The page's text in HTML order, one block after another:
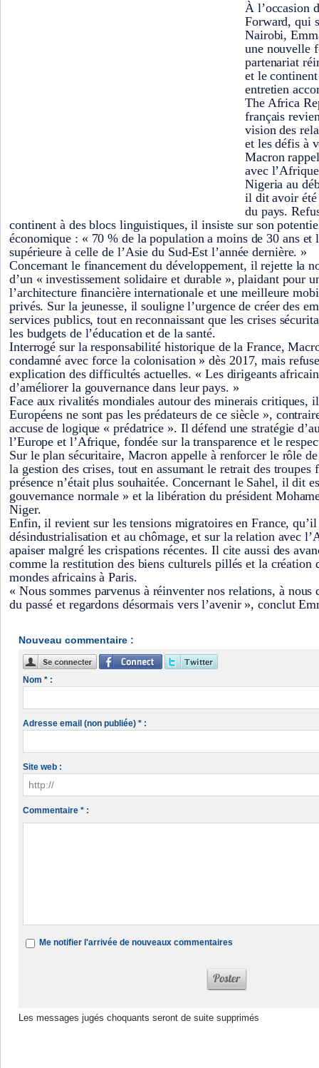
À l’occasion
Forward, qui
Nairobi,
une nouvelle
partenariat
et le
entretien
The Africa
français
vision des
et les défis à
Macron
avec
Nigeria au
il dit avoir été
du pays.
continent à des blocs linguistiques, il insiste sur son
économique : « 70 % de la population a moins de 30 ans et
supérieure à celle de l’Asie du Sud-Est l’année dernière. »
Concernant le financement du développement, il rejette la
d’un « investissement solidaire et durable », plaidant pour
l’architecture financière internationale et une meilleure
privés. Sur la jeunesse, il souligne l’urgence de créer des
services publics, tout en reconnaissant que les crises
les budgets de l’éducation et de la santé.
Interrogé sur la responsabilité historique de la France,
condamné avec force la colonisation » dès 2017, mais
explication des difficultés actuelles. « Les dirigeants
d’améliorer la gouvernance dans leur pays. »
Face aux rivalités mondiales autour des minerais critiques,
Européens ne sont pas les prédateurs de ce siècle »,
accuse de logique « prédatrice ». Il défend une stratégie
l’Europe et l’Afrique, fondée sur la transparence et le
Sur le plan sécuritaire, Macron appelle à renforcer le rôle
la gestion des crises, tout en assumant le retrait des troupes
présence n’était plus souhaitée. Concernant le Sahel, il dit
gouvernance normale » et la libération du président
Niger.
Enfin, il revient sur les tensions migratoires en France,
désindustrialisation et au chômage, et sur la relation avec
apaiser malgré les crispations récentes. Il cite aussi des
comme la restitution des biens culturels pillés et la création
mondes africains à Paris.
« Nous sommes parvenus à réinventer nos relations, à nous
du passé et regardons désormais vers l’avenir », conclut
Nouveau commentaire :
Nom * :
Adresse email (non publiée) * :
Site web :
Commentaire * :
Me notifier l'arrivée de nouveaux commentaires
Les messages jugés choquants seront de suite supprimés